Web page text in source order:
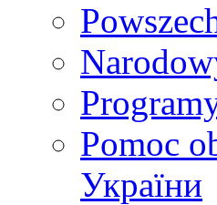
Pomoc
України